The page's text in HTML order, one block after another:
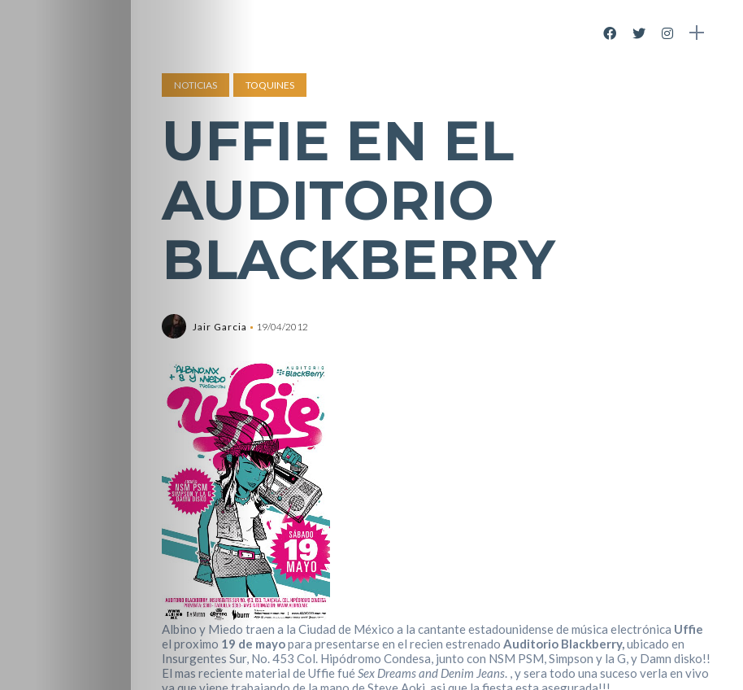
NOTICIAS TOQUINES
UFFIE EN EL
AUDITORIO
BLACKBERRY
Jair Garcia 19/04/2012
Albino y Miedo traen a la Ciudad de México a la cantante estadounidense de música electrónica Uffie
el proximo 19 de mayopara presentarse en el recien estrenado Auditorio Blackberry,ubicado en
Insurgentes Sur, No. 453 Col. Hipódromo Condesa, junto con NSM PSM, Simpson y la G, y Damn disko!!
El mas reciente material de Uffie fué Sex Dreams and Denim Jeans. , y sera todo una suceso verla en vivo